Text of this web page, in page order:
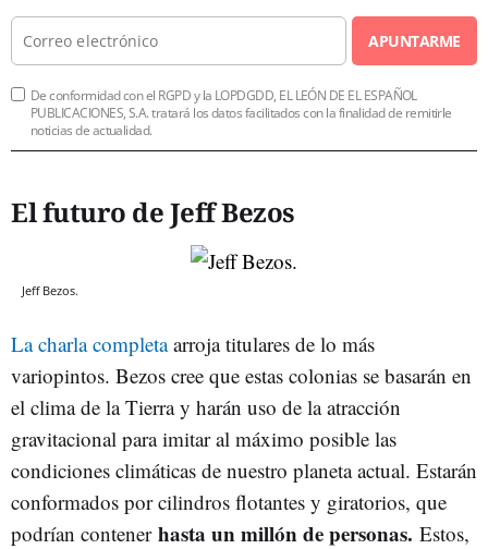
APUNTARME
De conformidad con el RGPD y la LOPDGDD, EL LEÓN DE EL ESPAÑOL
PUBLICACIONES, S.A. tratará los datos facilitados con la finalidad de remitirle
noticias de actualidad.
El futuro de Jeff Bezos
Jeff Bezos.
La charla completaarroja titulares de lo más
variopintos. Bezos cree que estas colonias se basarán en
el clima de la Tierra y harán uso de la atracción
gravitacional para imitar al máximo posible las
condiciones climáticas de nuestro planeta actual. Estarán
conformados por cilindros flotantes y giratorios, que
podrían contener hasta un millón de personas. Estos,